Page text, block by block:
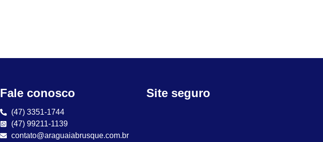
Fale conosco
(47) 3351-1744
(47) 99211-1139
contato@araguaiabrusque.com.br
Site seguro